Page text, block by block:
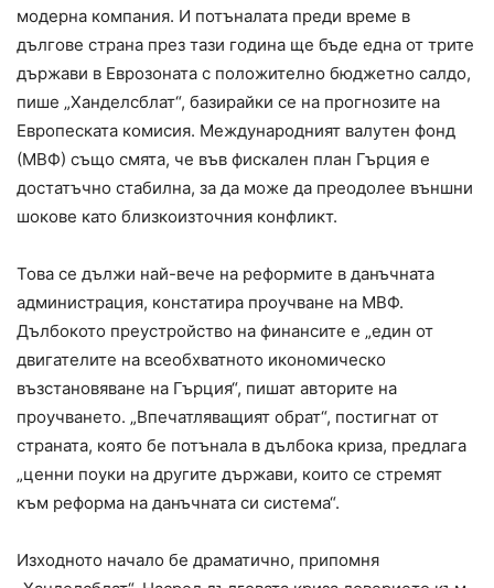
модерна компания. И потъналата преди време в
дългове страна през тази година ще бъде една от трите
държави в Еврозоната с положително бюджетно салдо,
пише „Ханделсблат“, базирайки се на прогнозите на
Европеската комисия. Международният валутен фонд
(МВФ) също смята, че във фискален план Гърция е
достатъчно стабилна, за да може да преодолее външни
шокове като близкоизточния конфликт.
Това се дължи най-вече на реформите в данъчната
администрация, констатира проучване на МВФ.
Дълбокото преустройство на финансите е „един от
двигателите на всеобхватното икономическо
възстановяване на Гърция“, пишат авторите на
проучването. „Впечатляващият обрат“, постигнат от
страната, която бе потънала в дълбока криза, предлага
„ценни поуки на другите държави, които се стремят
към реформа на данъчната си система“.
Изходното начало бе драматично, припомня